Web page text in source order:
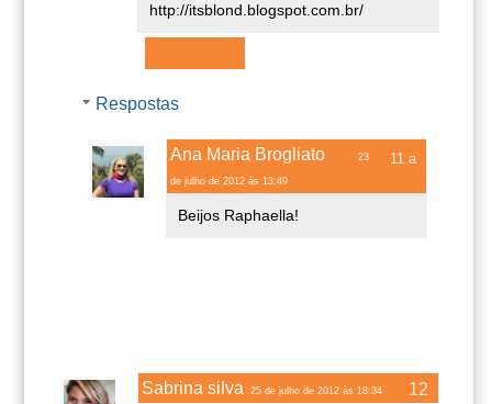
http://itsblond.blogspot.com.br/
Respostas
Ana Maria Brogliato 23
de julho de 2012 às 13:49
Beijos Raphaella!
Sabrina silva 25 de julho de 2012 às 18:34